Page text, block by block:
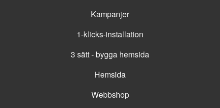
Kampanjer
1-klicks-installation
3 sätt - bygga hemsida
Hemsida
Webbshop